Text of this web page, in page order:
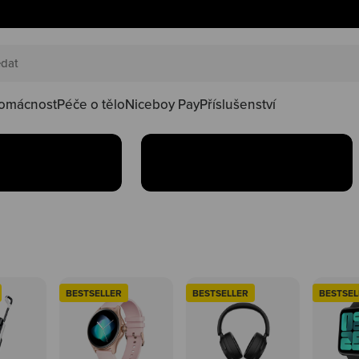
Péče o těloNiceboy PayPříslušenství
happy
ve
Oblíbené produkty teď
Koupit
BESTSELLER BESTSELLER